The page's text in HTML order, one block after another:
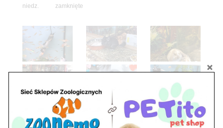
niedz. zamknięte